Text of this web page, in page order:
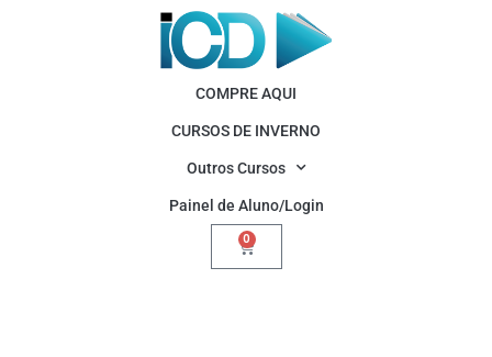
COMPRE AQUI
CURSOS DE INVERNO
Outros Cursos
Painel de Aluno/Login
0